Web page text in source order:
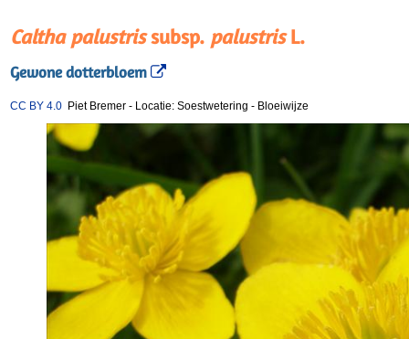
Caltha palustrissubsp. palustrisL.
Gewone dotterbloem
CC BY 4.0 Piet Bremer - Locatie: Soestwetering - Bloeiwijze